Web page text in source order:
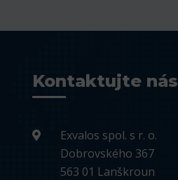
Kontaktujte nás
Exvalos spol. s r. o.
Dobrovského 367
563 01 Lanškroun